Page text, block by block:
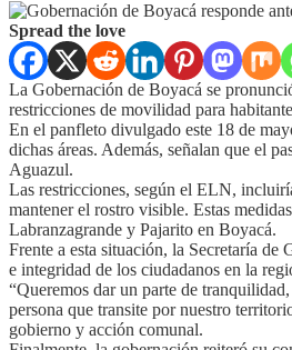
Spread the love
La Gobernación de Boyacá se
restricciones de movilidad para
En el panfleto divulgado este 18 de
dichas áreas. Además, señalan que el
Aguazul.
Las restricciones, según el ELN,
mantener el rostro visible. Estas
Labranzagrande y Pajarito en Boyacá.
Frente a esta situación, la Secretaría
e integridad de los ciudadanos en la
“Queremos dar un parte de
persona que transite por nuestro
gobierno y acción comunal.